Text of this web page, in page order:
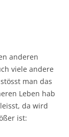
anderen
viele andere
man das
Leben hab
da wird
ist: